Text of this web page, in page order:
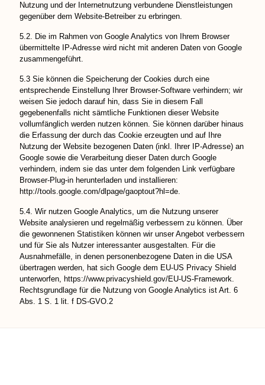
Nutzung und der Internetnutzung verbundene Dienstleistungen
gegenüber dem Website-Betreiber zu erbringen.
5.2. Die im Rahmen von Google Analytics von Ihrem Browser
übermittelte IP-Adresse wird nicht mit anderen Daten von Google
zusammengeführt.
5.3 Sie können die Speicherung der Cookies durch eine
entsprechende Einstellung Ihrer Browser-Software verhindern; wir
weisen Sie jedoch darauf hin, dass Sie in diesem Fall
gegebenenfalls nicht sämtliche Funktionen dieser Website
vollumfänglich werden nutzen können. Sie können darüber hinaus
die Erfassung der durch das Cookie erzeugten und auf Ihre
Nutzung der Website bezogenen Daten (inkl. Ihrer IP-Adresse) an
Google sowie die Verarbeitung dieser Daten durch Google
verhindern, indem sie das unter dem folgenden Link verfügbare
Browser-Plug-in herunterladen und installieren:
http://tools.google.com/dlpage/gaoptout?hl=de.
5.4. Wir nutzen Google Analytics, um die Nutzung unserer
Website analysieren und regelmäßig verbessern zu können. Über
die gewonnenen Statistiken können wir unser Angebot verbessern
und für Sie als Nutzer interessanter ausgestalten. Für die
Ausnahmefälle, in denen personenbezogene Daten in die USA
übertragen werden, hat sich Google dem EU-US Privacy Shield
unterworfen, https://www.privacyshield.gov/EU-US-Framework.
Rechtsgrundlage für die Nutzung von Google Analytics ist Art. 6
Abs. 1 S. 1 lit. f DS-GVO.2